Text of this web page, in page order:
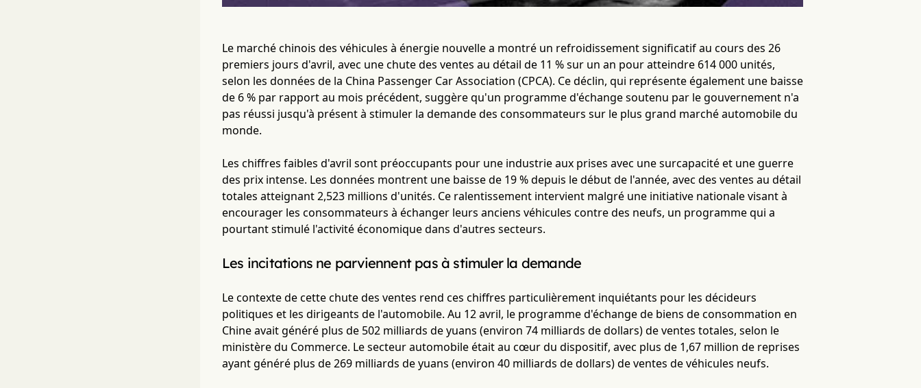
Le marché chinois des véhicules à énergie nouvelle a montré un refroidissement significatif au cours des 26
premiers jours d'avril, avec une chute des ventes au détail de 11 % sur un an pour atteindre 614 000 unités,
selon les données de la China Passenger Car Association (CPCA). Ce déclin, qui représente également une baisse
de 6 % par rapport au mois précédent, suggère qu'un programme d'échange soutenu par le gouvernement n'a
pas réussi jusqu'à présent à stimuler la demande des consommateurs sur le plus grand marché automobile du
monde.
Les chiffres faibles d'avril sont préoccupants pour une industrie aux prises avec une surcapacité et une guerre
des prix intense. Les données montrent une baisse de 19 % depuis le début de l'année, avec des ventes au détail
totales atteignant 2,523 millions d'unités. Ce ralentissement intervient malgré une initiative nationale visant à
encourager les consommateurs à échanger leurs anciens véhicules contre des neufs, un programme qui a
pourtant stimulé l'activité économique dans d'autres secteurs.
Les incitations ne parviennent pas à stimuler la demande
Le contexte de cette chute des ventes rend ces chiffres particulièrement inquiétants pour les décideurs
politiques et les dirigeants de l'automobile. Au 12 avril, le programme d'échange de biens de consommation en
Chine avait généré plus de 502 milliards de yuans (environ 74 milliards de dollars) de ventes totales, selon le
ministère du Commerce. Le secteur automobile était au cœur du dispositif, avec plus de 1,67 million de reprises
ayant généré plus de 269 milliards de yuans (environ 40 milliards de dollars) de ventes de véhicules neufs.